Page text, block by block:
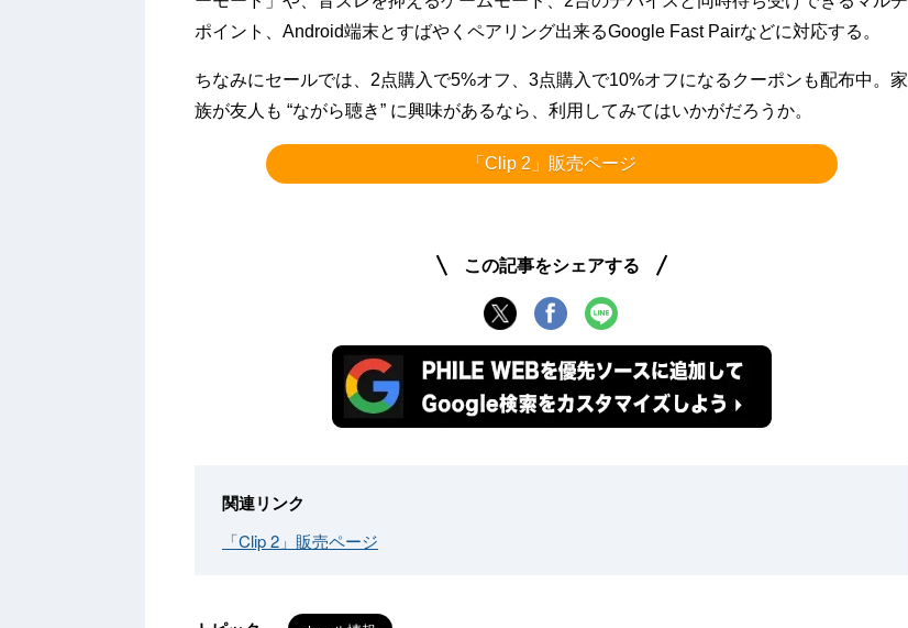
ポイント、Android端末とすばやくペアリング出来るGoogle Fast Pairなどに対応する。
ちなみにセールでは、2点購入で5%オフ、3点購入で10%オフになるクーポンも配布中。家
族が友人も “ながら聴き” に興味があるなら、利用してみてはいかがだろうか。
「Clip 2」販売ページ
この記事をシェアする
関連リンク
「Clip 2」販売ページ